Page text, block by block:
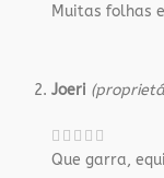
Muitas folhas
Joeri
Que garra,